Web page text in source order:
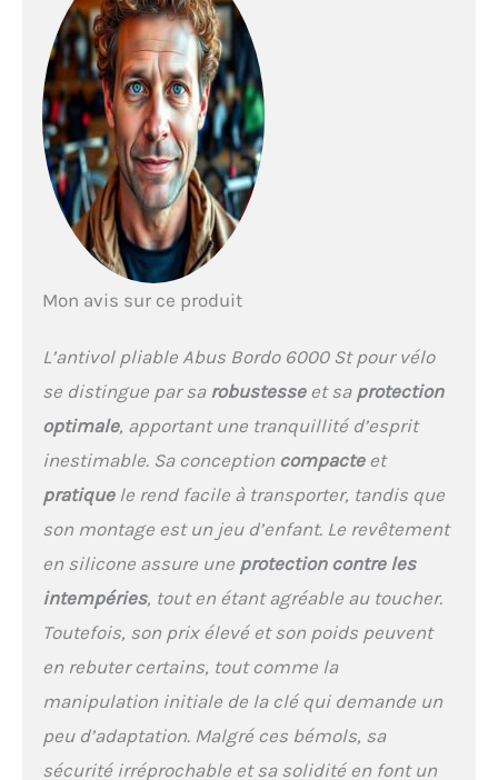
large de 120 cm de long -
idéal pour verrouiller un
ou plusieurs vélos en
toute sécurité Design
attractif : le revêtement bi-
composant extra-souple
convainc par son aspect et
protège efficacement
contre les dommages à la
peinture, comme par
exemple les rayures sur le
vélos de qualité : Bordo Big
pochette pour antivol (ST)
et 2 clés Poche pour
antivol ST : fixation par
bandes velcro
antidérapantes ou par vis
bouteille - l'antivol doit
être retiré du support par le
bonne qualité pour une
excellente protection
par ex. le crochetage La
longueur totale de 120 cm
l'attache de 2 vélos
ensemble Niveau 9
Montage flexible grâce à
Mon avis sur ce produit
L’antivol pliable Abus Bordo 6000 St pour vélo
se distingue par sa robustesseet sa protection
optimale, apportant une tranquillité d’esprit
inestimable. Sa conception compacteet
pratiquele rend facile à transporter, tandis que
son montage est un jeu d’enfant. Le revêtement
en silicone assure une protection contre les
intempéries, tout en étant agréable au toucher.
Toutefois, son prix élevé et son poids peuvent
en rebuter certains, tout comme la
manipulation initiale de la clé qui demande un
peu d’adaptation. Malgré ces bémols, sa
sécurité irréprochable et sa solidité en font un